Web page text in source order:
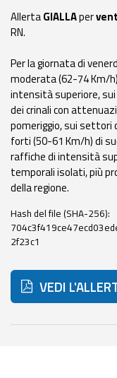
Monitoraggio
Previsioni e dati
Previsioni meteo e
marine
Dati osservati
Radar meteo
Strumenti
Operativi
AllertaGIALLAper
RN.
Per la giornata di
moderata (62-74 Km/
intensità superiore,
dei crinali con
pomeriggio, sui settori
forti (50-61 Km/h) di
raffiche di intensità
temporali isolati, più
della regione.
Hash del file (SHA-256):
2f23c1
VEDI